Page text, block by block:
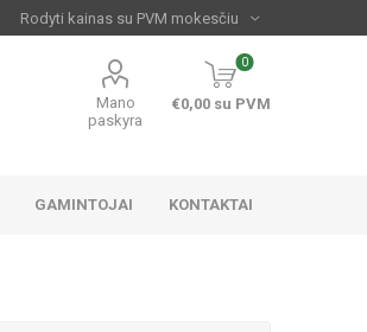
Mano
paskyra
0
€0,00 su PVM
GAMINTOJAI KONTAKTAI